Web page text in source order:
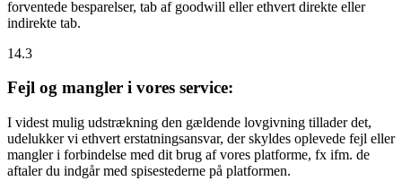
forventede besparelser, tab af goodwill eller ethvert direkte eller
indirekte tab.
14.3
Fejl og mangler i vores service:
I videst mulig udstrækning den gældende lovgivning tillader det,
udelukker vi ethvert erstatningsansvar, der skyldes oplevede fejl eller
mangler i forbindelse med dit brug af vores platforme, fx ifm. de
aftaler du indgår med spisestederne på platformen.